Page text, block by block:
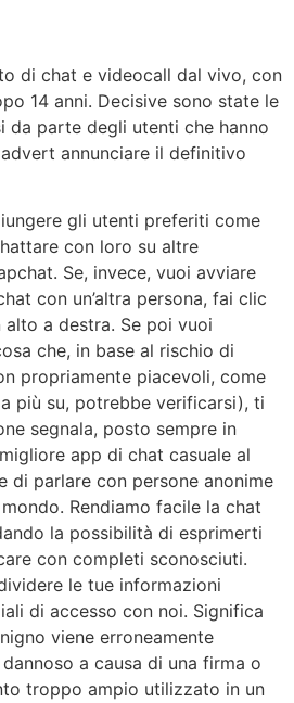
di chat e videocall dal vivo, con
14 anni. Decisive sono state le
da parte degli utenti che hanno
annunciare il definitivo
gli utenti preferiti come
con loro su altre
Se, invece, vuoi avviare
con un’altra persona, fai clic
alto a destra. Se poi vuoi
che, in base al rischio di
propriamente piacevoli, come
più su, potrebbe verificarsi), ti
segnala, posto sempre in
app di chat casuale al
di parlare con persone anonime
Rendiamo facile la chat
la possibilità di esprimerti
con completi sconosciuti.
le tue informazioni
di accesso con noi. Significa
viene erroneamente
a causa di una firma o
troppo ampio utilizzato in un